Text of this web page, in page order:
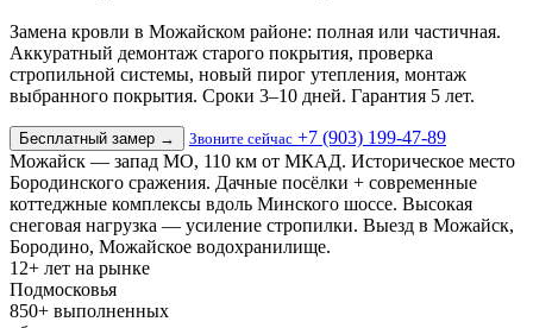
Замена кровли в Можайском районе: полная или частичная.
Аккуратный демонтаж старого покрытия, проверка
стропильной системы, новый пирог утепления, монтаж
выбранного покрытия. Сроки 3–10 дней. Гарантия 5 лет.
Бесплатный замер → Звоните сейчас +7 (903) 199-47-89
Можайск — запад МО, 110 км от МКАД. Историческое место
Бородинского сражения. Дачные посёлки + современные
коттеджные комплексы вдоль Минского шоссе. Высокая
снеговая нагрузка — усиление стропилки. Выезд в Можайск,
Бородино, Можайское водохранилище.
12+ лет на рынке
Подмосковья
850+ выполненных